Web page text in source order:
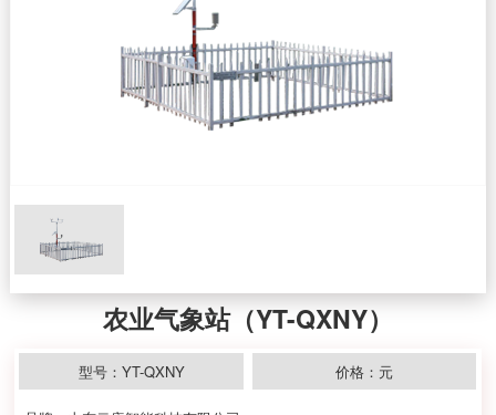
农业气象站（YT-QXNY）
型号：YT-QXNY 价格：元